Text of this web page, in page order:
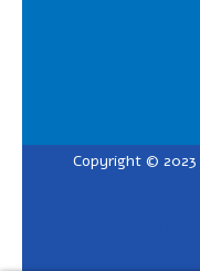
Copyright © 2023